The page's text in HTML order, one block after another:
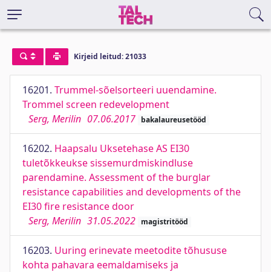
Kirjeid leitud: 21033
16201. Trummel-sõelsorteeri uuendamine.
Trommel screen redevelopment
Serg, Merilin 07.06.2017 bakalaureusetööd
16202. Haapsalu Uksetehase AS EI30
tuletõkkeukse sissemurdmiskindluse
parendamine. Assessment of the burglar
resistance capabilities and developments of the
EI30 fire resistance door
Serg, Merilin 31.05.2022 magistritööd
16203. Uuring erinevate meetodite tõhususe
kohta pahavara eemaldamiseks ja